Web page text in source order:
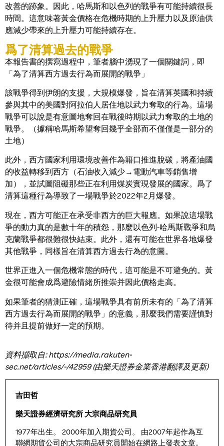
改善的跡象。因此，哈馬斯和以色列的戰爭有可能持續很長
時間。這意味著黃金價格在危機時期的上升壓力以及原油供
應減少帶來的上升壓力可能持續存在。
爲了清算過去的戰爭
本報告書的撰寫過程中，筆者腦中湧現了一個關鍵詞，即
「為了清算西方過去行為而展開的戰爭」
該戰爭得到伊朗的支援，大規模爆發，旨在清算英國和持續
參與其中的美國對阿拉伯人居住地以武力奪取的行為。這場
戰爭可以說是有意圖地奪回在戰後時期以武力奪取的土地的
戰爭。（據稱哈馬斯希望奪回幾乎全部而不僅僅是一部分的
土地）
此外，西方國家利用環境改善作為籍口推進脫碳，將產油國
的收益轉移到西方（石油收入減少→電動汽車等銷售增
加），並試圖阻礙那些正在利用煤炭實現發展的國家。爲了
清算這種行為導致了一場戰爭於2022年2月爆發。
現在，西方可能正在承受非西方的巨大報應。如果說這場戰
爭的動力真的是數十年的積怨，那麼以色列-哈馬斯戰爭和烏
克蘭戰爭都很難很快結束。此外，還有可能在世界各地爆發
其他戰爭，同樣旨在清算西方過去行為的意圖。
世界正進入一個危機常態的時代，這可能是不可避免的。黃
金很可能會成爲避險情緒所推崇并因此價格走高。
如果筆者的猜測正確，這場戰爭具有前所未有的「為了清算
西方過去行為而展開的戰爭」的意義，那麼我們需要謹慎對
待并且提前做好一定的預期。
資料擷取自: https://media.rakuten-
sec.net/articles/-/42959(由樂天證券金業香港翻譯及更新)
吉田哲
樂天證券經濟研究所 大宗商品研究員
1977年出生。 2000年加入期貨公司。 由2007年起作為互
聯網期貨公司的大宗商品研究員開始在網路上發表文章。